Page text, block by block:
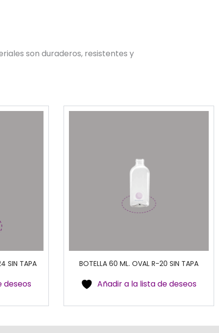
son duraderos, resistentes y
SIN TAPA
deseos
BOTELLA 60 ML. OVAL R-20 SIN TAPA
Añadir a la lista de deseos